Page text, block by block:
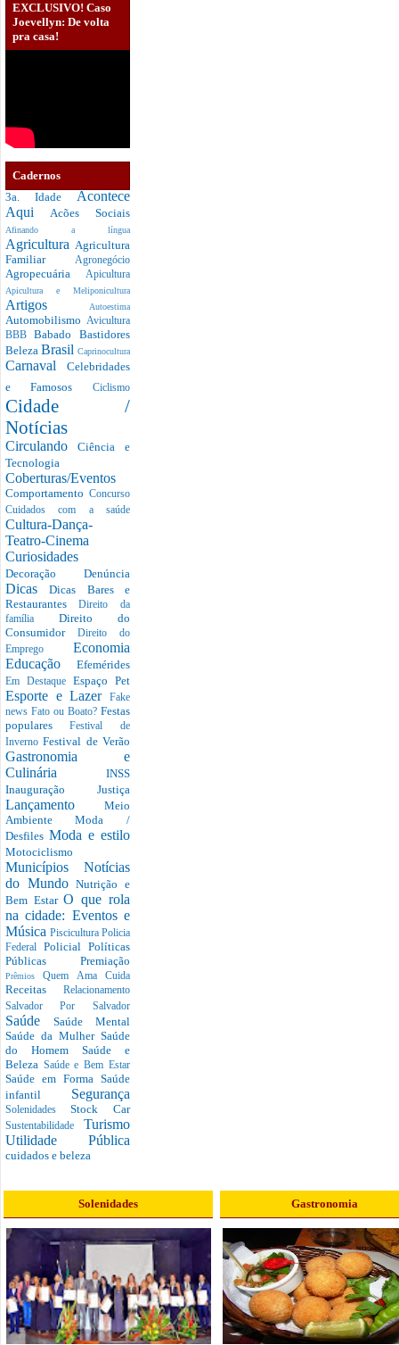
EXCLUSIVO! Caso
Joevellyn: De volta
pra casa!
Cadernos
3a. Idade Acontece
Aqui Acões Sociais
Afinando a língua
Agricultura Agricultura
Familiar Agronegócio
Agropecuária Apicultura
Apicultura e Meliponicultura
Artigos Autoestima
Automobilismo Avicultura
BBBBabado Bastidores
Beleza Brasil Caprinocultura
Carnaval Celebridades
e Famosos Ciclismo
Cidade /
Notícias
CirculandoCiência e
Tecnologia
Coberturas/Eventos
Comportamento Concurso
Cuidados com a saúde
Cultura-Dança-
Teatro-Cinema
Curiosidades
Decoração Denúncia
DicasDicas Bares e
RestaurantesDireito da
família Direito do
Consumidor Direito do
Emprego Economia
Educação Efemérides
Em Destaque Espaço Pet
Esporte e Lazer
Fake
news Fato ou Boato? Festas
popularesFestival de
InvernoFestival de Verão
Gastronomia e
Culinária INSS
Inauguração Justiça
Lançamento Meio
AmbienteModa /
Desfiles Moda e estilo
Motociclismo
Municípios Notícias
do MundoNutrição e
Bem EstarO que rola
na cidade: Eventos e
Música Piscicultura Policia
Federal Policial Políticas
Públicas Premiação
PrêmiosQuem Ama Cuida
Receitas Relacionamento
Salvador Por Salvador
Saúde Saúde Mental
Saúde da Mulher Saúde
do Homem Saúde e
Beleza Saúde e Bem Estar
Saúde em Forma Saúde
infantil Segurança
SolenidadesStock Car
Sustentabilidade Turismo
Utilidade Pública
cuidados e beleza
Solenidades Gastronomia